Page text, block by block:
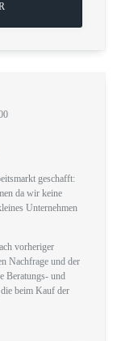
geschafft:
da wir keine
Unternehmen
vorheriger
Nachfrage und der
Beratungs- und
beim Kauf der